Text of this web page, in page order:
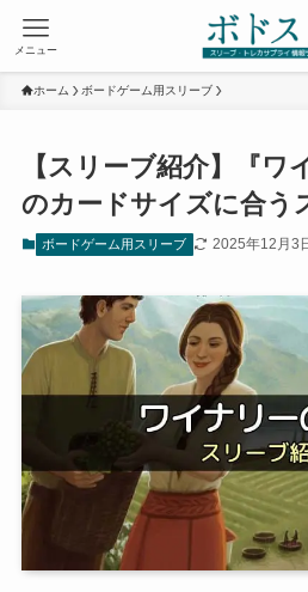
メニュー
ホーム ボードゲーム用スリーブ
【スリーブ紹介】『ワ
のカードサイズに合う
ボードゲーム用スリーブ 2025年12月3